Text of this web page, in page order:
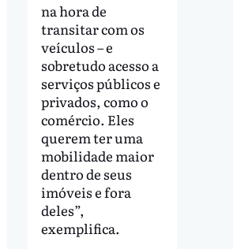
na hora de
transitar com os
veículos – e
sobretudo acesso a
serviços públicos e
privados, como o
comércio. Eles
querem ter uma
mobilidade maior
dentro de seus
imóveis e fora
deles”,
exemplifica.